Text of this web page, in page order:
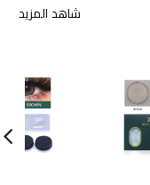
شاهد المزيد